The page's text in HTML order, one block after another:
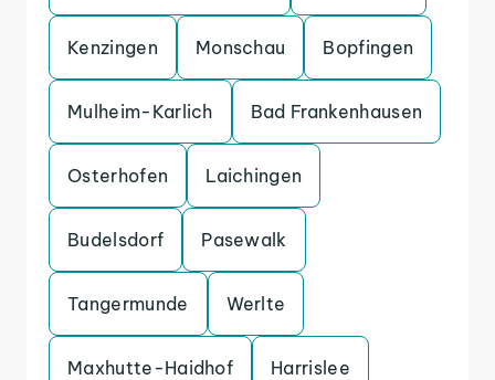
Kenzingen Monschau Bopfingen
Mulheim-Karlich Bad Frankenhausen
Osterhofen Laichingen
Budelsdorf Pasewalk
Tangermunde Werlte
Maxhutte-Haidhof Harrislee